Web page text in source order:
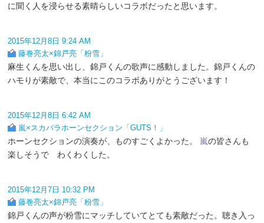
に聞く人を浸らせる素晴らしいコラボだったと思います。
2015年12月8日 9:24 AM
藤巻亮太×錦戸亮「粉雪」
麻生くんを思い出し、錦戸くんの歌声に感動しました。錦戸くんの
ハモりが素敵で、本当にこのコラボありがとうございます！
2015年12月8日 6:42 AM
嵐×スカパラホーンセクション「GUTS！」
ホーンセクションの演奏が、ものすごくよかった。 嵐の皆さんも
楽しそうで わくわくした。
2015年12月7日 10:32 PM
藤巻亮太×錦戸亮「粉雪」
錦戸くんの声が粉雪にマッチしていてとても素敵だった。聴き入っ